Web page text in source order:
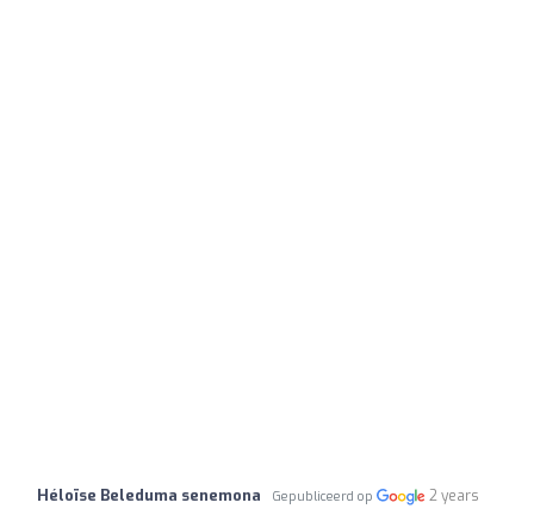
Héloïse Beleduma senemona Gepubliceerd op
2 years